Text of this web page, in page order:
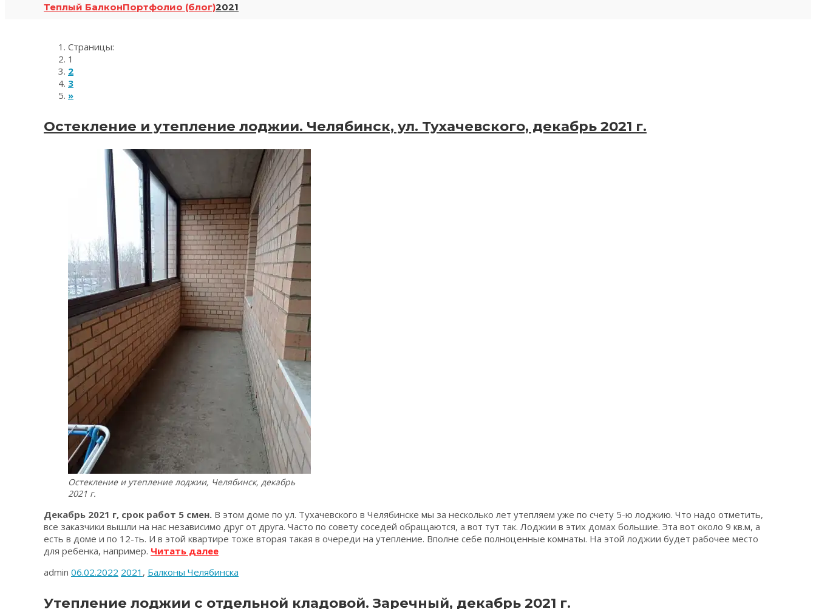
Теплый БалконПортфолио (блог)2021
Страницы:
1
2
3
»
Остекление и утепление лоджии. Челябинск, ул. Тухачевского, декабрь 2021 г.
Остекление и утепление лоджии, Челябинск, декабрь
2021 г.
Декабрь 2021 г, срок работ 5 смен. В этом доме по ул. Тухачевского в Челябинске мы за несколько лет утепляем уже по счету 5-ю лоджию. Что надо отметить,
все заказчики вышли на нас независимо друг от друга. Часто по совету соседей обращаются, а вот тут так. Лоджии в этих домах большие. Эта вот около 9 кв.м, а
есть в доме и по 12-ть. И в этой квартире тоже вторая такая в очереди на утепление. Вполне себе полноценные комнаты. На этой лоджии будет рабочее место
для ребенка, например. Читать далее«Остекление
утепление
Челябинск,
admin 06.02.2022 2021 , Балконы Челябинска
Утепление лоджии с отдельной кладовой. Заречный, декабрь 2021 г.